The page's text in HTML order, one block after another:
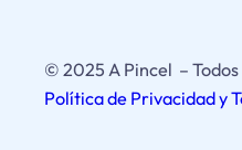
© 2025 A Pincel –
Política de Privacidad y